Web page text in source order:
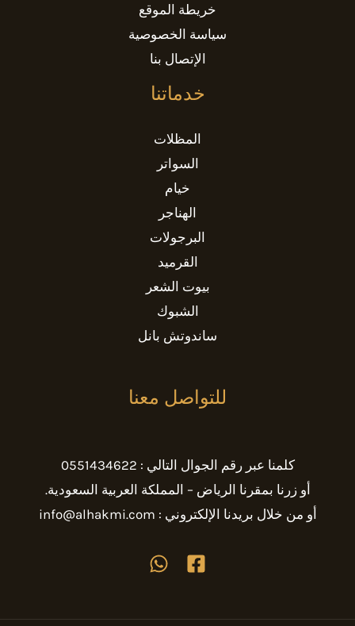
خريطة الموقع
سياسة الخصوصية
الإتصال بنا
خدماتنا
المظلات
السواتر
خيام
الهناجر
البرجولات
القرميد
بيوت الشعر
الشبوك
ساندوتش بانل
للتواصل معنا
كلمنا عبر رقم الجوال التالي : 0551434622
أو زرنا بمقرنا الرياض – المملكة العربية السعودية.
أو من خلال بريدنا الإلكتروني : info@alhakmi.com